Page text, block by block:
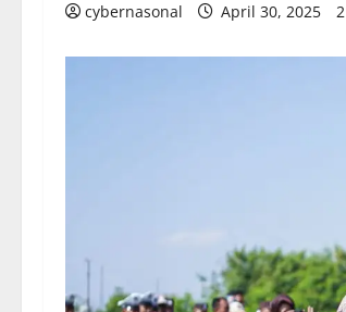
cybernasonal April 30, 2025